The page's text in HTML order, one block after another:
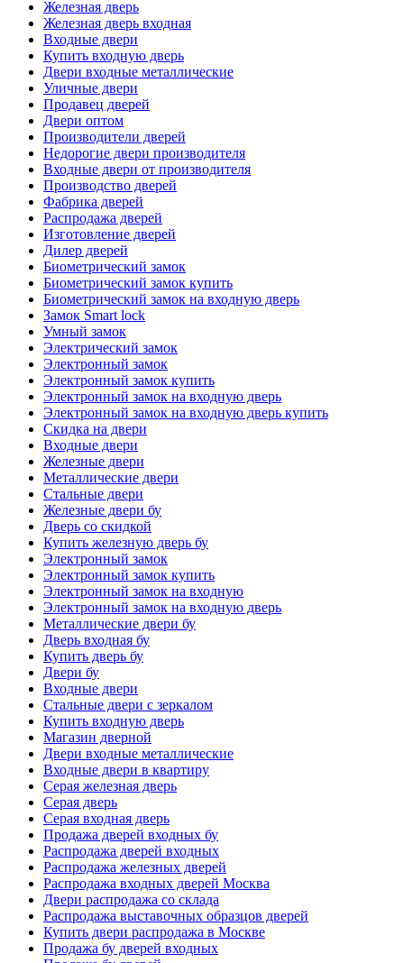
Железная дверь
Железная дверь входная
Входные двери
Купить входную дверь
Двери входные металлические
Уличные двери
Продавец дверей
Двери оптом
Производители дверей
Недорогие двери производителя
Входные двери от производителя
Производство дверей
Фабрика дверей
Распродажа дверей
Изготовление дверей
Дилер дверей
Биометрический замок
Биометрический замок купить
Биометрический замок на входную дверь
Замок Smart lock
Умный замок
Электрический замок
Электронный замок
Электронный замок купить
Электронный замок на входную дверь
Электронный замок на входную дверь купить
Скидка на двери
Входные двери
Железные двери
Металлические двери
Стальные двери
Железные двери бу
Дверь со скидкой
Купить железную дверь бу
Электронный замок
Электронный замок купить
Электронный замок на входную
Электронный замок на входную дверь
Металлические двери бу
Дверь входная бу
Купить дверь бу
Двери бу
Входные двери
Стальные двери с зеркалом
Купить входную дверь
Магазин дверной
Двери входные металлические
Входные двери в квартиру
Серая железная дверь
Серая дверь
Серая входная дверь
Продажа дверей входных бу
Распродажа дверей входных
Распродажа железных дверей
Распродажа входных дверей Москва
Двери распродажа со склада
Распродажа выставочных образцов дверей
Купить двери распродажа в Москве
Продажа бу дверей входных